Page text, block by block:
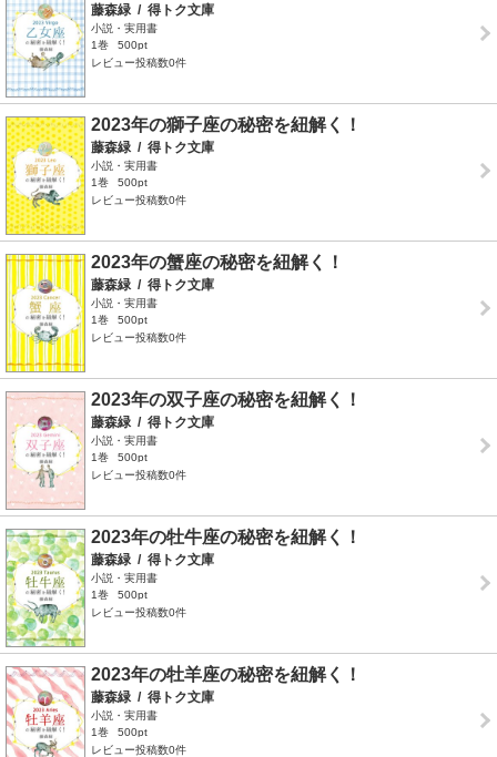
藤森緑 / 得トク文庫
小説・実用書
1巻
500pt
レビュー投稿数0件
2023年の獅子座の秘密を紐解く！
藤森緑 / 得トク文庫
小説・実用書
1巻
500pt
レビュー投稿数0件
2023年の蟹座の秘密を紐解く！
藤森緑 / 得トク文庫
小説・実用書
1巻
500pt
レビュー投稿数0件
2023年の双子座の秘密を紐解く！
藤森緑 / 得トク文庫
小説・実用書
1巻
500pt
レビュー投稿数0件
2023年の牡牛座の秘密を紐解く！
藤森緑 / 得トク文庫
小説・実用書
1巻
500pt
レビュー投稿数0件
2023年の牡羊座の秘密を紐解く！
藤森緑 / 得トク文庫
小説・実用書
1巻
500pt
レビュー投稿数0件